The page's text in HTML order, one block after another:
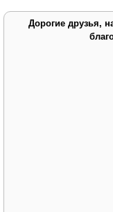
Дорогие друзья,